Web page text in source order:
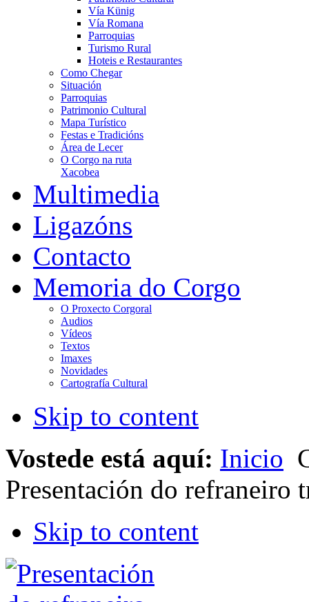
Vía Künig
Vía Romana
Parroquias
Turismo Rural
Hoteis e Restaurantes
Como Chegar
Situación
Parroquias
Patrimonio Cultural
Mapa Turístico
Festas e Tradicións
Área de Lecer
O Corgo na ruta
Xacobea
Multimedia
Ligazóns
Contacto
Memoria do Corgo
O Proxecto Corgoral
Audios
Vídeos
Textos
Imaxes
Novidades
Cartografía Cultural
Skip to content
Vostede está aquí: Inicio
Presentación do refraneiro
Skip to content